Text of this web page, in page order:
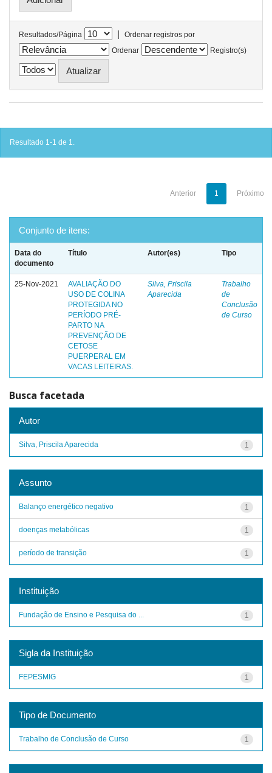
Resultados/Página |
Ordenar registros por
Ordenar
Registro(s)
Resultado 1-1 de 1.
Anterior 1 Próximo
Conjunto de itens:
Data do
documento
Título Autor(es) Tipo
25-Nov-2021
AVALIAÇÃO DO
USO DE COLINA
PROTEGIDA NO
PERÍODO PRÉ-
PARTO NA
PREVENÇÃO DE
CETOSE
PUERPERAL EM
VACAS LEITEIRAS.
Silva, Priscila
Aparecida
Trabalho
de
Conclusão
de Curso
Busca facetada
Autor
1
Silva, Priscila Aparecida
Assunto
1
Balanço energético negativo
1
doenças metabólicas
1
período de transição
Instituição
1
Fundação de Ensino e Pesquisa do ...
Sigla da Instituição
1
FEPESMIG
Tipo de Documento
1
Trabalho de Conclusão de Curso